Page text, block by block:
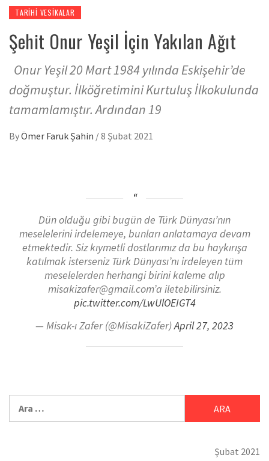
TARIHI VESIKALAR
Şehit Onur Yeşil İçin Yakılan Ağıt
Onur Yeşil 20 Mart 1984 yılında Eskişehir’de
doğmuştur. İlköğretimini Kurtuluş İlkokulunda
tamamlamıştır. Ardından 19
ByÖmer Faruk Şahin /8 Şubat 2021
Dün olduğu gibi bugün de Türk Dünyası’nın
meselelerini irdelemeye, bunları anlatamaya devam
etmektedir. Siz kıymetli dostlarımız da bu haykırışa
katılmak isterseniz Türk Dünyası’nı irdeleyen tüm
meselelerden herhangi birini kaleme alıp
misakizafer@gmail.com’a iletebilirsiniz.
pic.twitter.com/LwUlOEIGT4
— Misak-ı Zafer (@MisakiZafer)April 27, 2023
Şubat 2021